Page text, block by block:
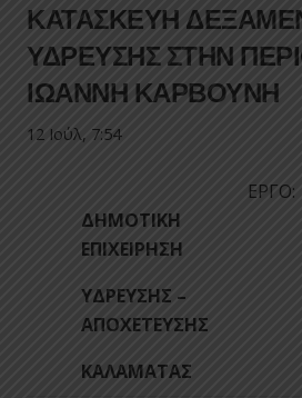
ΚΑΤΑΣΚΕΥΗ
ΥΔΡΕΥΣΗΣ ΣΤΗΝ
ΙΩΑΝΝΗ ΚΑΡΒΟΥΝΗ
12 Ιούλ, 7:54
ΔΗΜΟΤΙΚΗ
ΕΠΙΧΕΙΡΗΣΗ
ΥΔΡΕΥΣΗΣ –
ΑΠΟΧΕΤΕΥΣΗΣ
ΚΑΛΑΜΑΤΑΣ
ΕΡΓΟ: